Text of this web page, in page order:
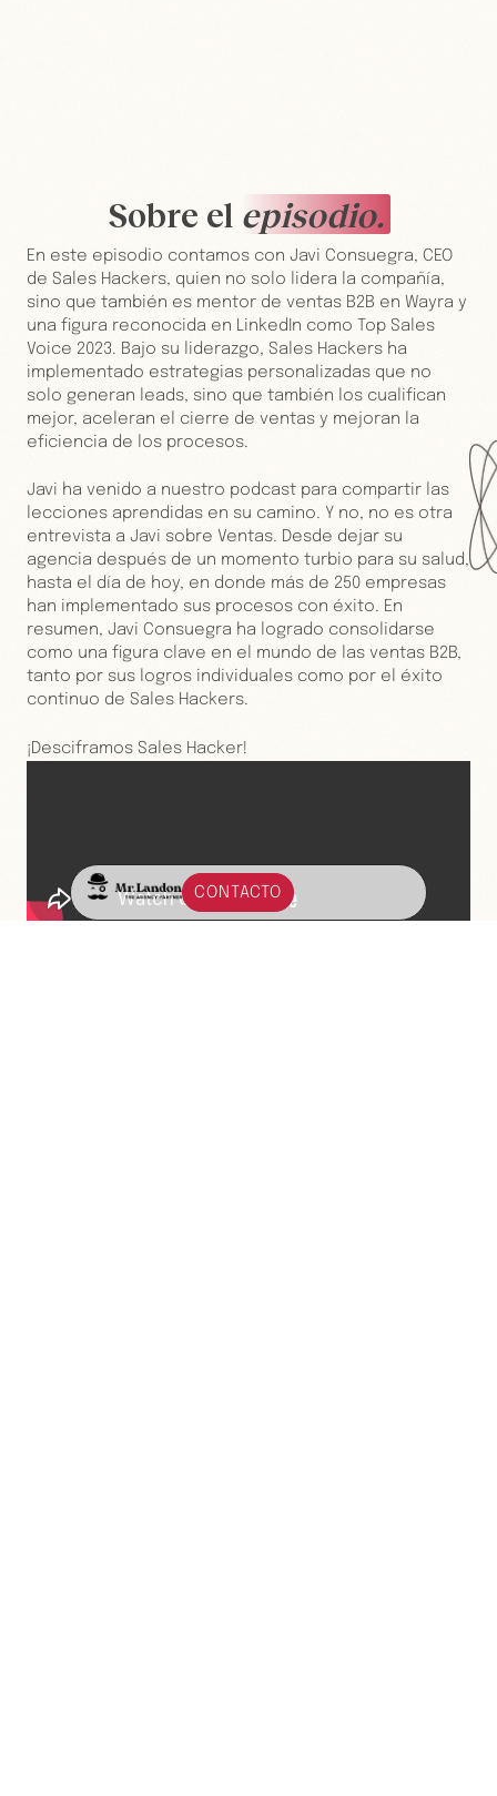
Sobre el episodio.
En este episodio contamos con Javi Consuegra, CEO
de Sales Hackers, quien no solo lidera la compañía,
sino que también es mentor de ventas B2B en Wayra y
una figura reconocida en LinkedIn como Top Sales
Voice 2023. Bajo su liderazgo, Sales Hackers ha
implementado estrategias personalizadas que no
solo generan leads, sino que también los cualifican
mejor, aceleran el cierre de ventas y mejoran la
eficiencia de los procesos.
Javi ha venido a nuestro podcast para compartir las
lecciones aprendidas en su camino. Y no, no es otra
entrevista a Javi sobre Ventas. Desde dejar su
agencia después de un momento turbio para su salud,
hasta el día de hoy, en donde más de 250 empresas
han implementado sus procesos con éxito. En
resumen, Javi Consuegra ha logrado consolidarse
como una figura clave en el mundo de las ventas B2B,
tanto por sus logros individuales como por el éxito
continuo de Sales Hackers.
¡Desciframos Sales Hacker!
CONTACTO